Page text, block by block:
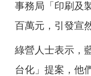
事務局「印刷及
百萬元，引發宣
綠營人士表示，
台化」提案，他